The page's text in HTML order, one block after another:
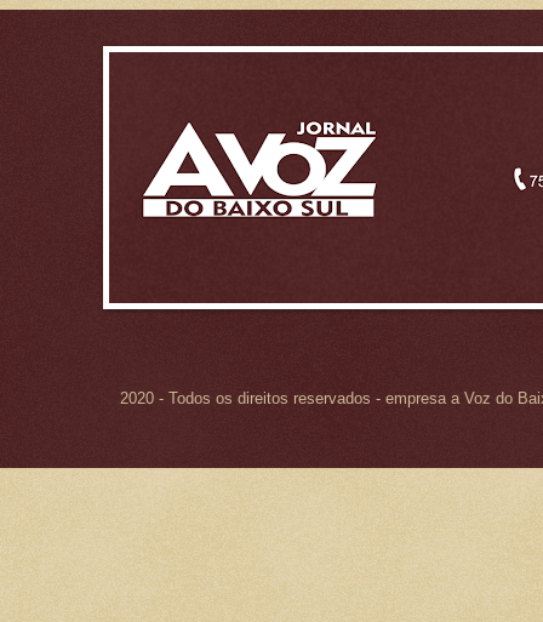
2020 - Todos os direitos reservados - empresa a Voz do